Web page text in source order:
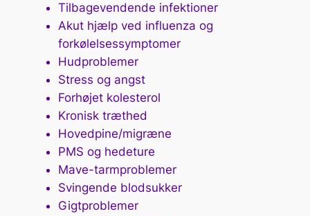
Tilbagevendende infektioner
Akut hjælp ved influenza og
forkølelsessymptomer
Hudproblemer
Stress og angst
Forhøjet kolesterol
Kronisk træthed
Hovedpine/migræne
PMS og hedeture
Mave-tarmproblemer
Svingende blodsukker
Gigtproblemer